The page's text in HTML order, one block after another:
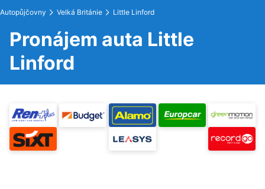
Autopůjčovny Velká Británie Little Linford
Pronájem auta Little
Linford